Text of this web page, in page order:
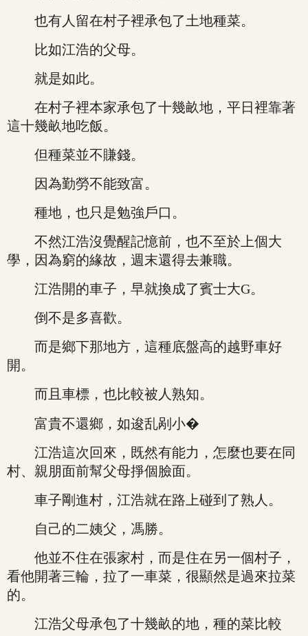
也有人留在村子裡承包了土地種菜。
比如江浩的父母。
就是如此。
在村子裡本家承包了十幾畝地，平日裡靠著
這十幾畝地吃飯。
但種菜並不賺錢。
因為勤勞不能致富。
種地，也只是勉強戶口。
不然江浩沒覺醒記憶前，也不至於上個大
學，因為窮的緣故，週末還得去兼職。
江浩開的車子，早就換成了賓士大G。
倒不是多喜歡。
而是鄉下那地方，這種底盤高的越野車好
開。
而且車標，也比較被人熟知。
富貴不還鄉，如逡乱剐小�
江浩這次回來，既然有能力，怎麼也要在同
村、親朋面前幫父母掙個臉面。
車子剛進村，江浩就在路上碰到了熟人。
自己的二姨父，馮勝。
他並不住在張家村，而是住在另一個村子，
看他開著三輪，拉了一車菜，很顯然是過來拉菜
的。
江浩父母承包了十幾畝的地，種的菜比較